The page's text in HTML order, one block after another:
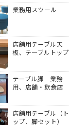
業務用スツール
店舗用テーブル天
板、テーブルトップ
テーブル脚 業務
用、店舗・飲食店
店舗用テーブル（ト
ップ、脚セット）